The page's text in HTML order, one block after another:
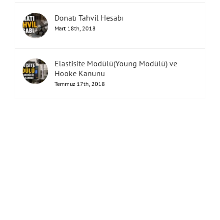
Donatı Tahvil Hesabı
Mart 18th, 2018
Elastisite Modülü(Young Modülü) ve
Hooke Kanunu
Temmuz 17th, 2018